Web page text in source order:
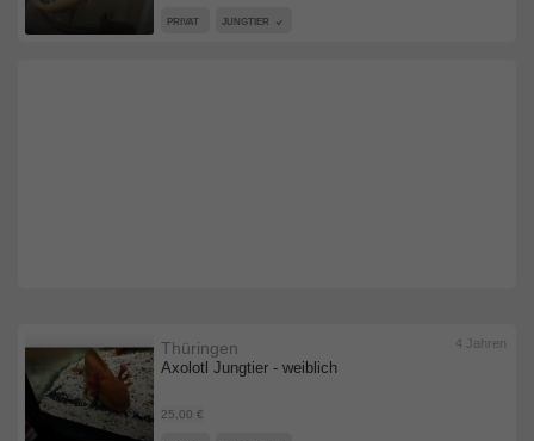
PRIVAT JUNGTIER
Axolotl Jungtier - weiblich
Thüringen
25,00 €
4 Jahren